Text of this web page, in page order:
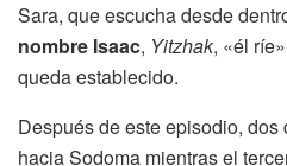
Sara, que escucha desde
nombre Isaac, Yitzhak, «él
queda establecido.
Después de este episodio,
hacia Sodoma mientras el